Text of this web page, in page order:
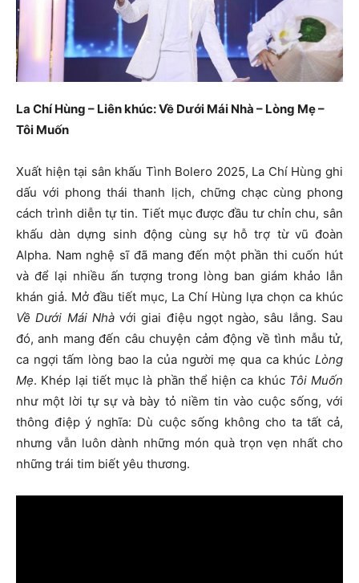
La Chí Hùng – Liên khúc: Về Dưới Mái Nhà – Lòng Mẹ –
Tôi Muốn
Xuất hiện tại sân khấu Tình Bolero 2025, La Chí Hùng ghi
dấu với phong thái thanh lịch, chững chạc cùng phong
cách trình diễn tự tin. Tiết mục được đầu tư chỉn chu, sân
khấu dàn dựng sinh động cùng sự hỗ trợ từ vũ đoàn
Alpha. Nam nghệ sĩ đã mang đến một phần thi cuốn hút
và để lại nhiều ấn tượng trong lòng ban giám khảo lẫn
khán giả. Mở đầu tiết mục, La Chí Hùng lựa chọn ca khúc
Về Dưới Mái Nhàvới giai điệu ngọt ngào, sâu lắng. Sau
đó, anh mang đến câu chuyện cảm động về tình mẫu tử,
ca ngợi tấm lòng bao la của người mẹ qua ca khúc Lòng
Mẹ. Khép lại tiết mục là phần thể hiện ca khúc Tôi Muốn
như một lời tự sự và bày tỏ niềm tin vào cuộc sống, với
thông điệp ý nghĩa: Dù cuộc sống không cho ta tất cả,
nhưng vẫn luôn dành những món quà trọn vẹn nhất cho
những trái tim biết yêu thương.